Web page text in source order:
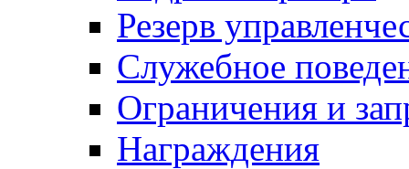
Резерв
Служебное
Ограничения и
Награждения